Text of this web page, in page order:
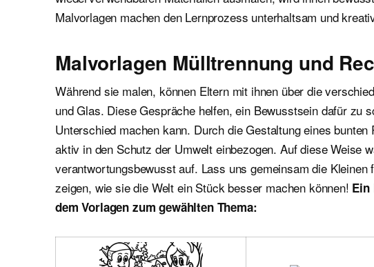
Malvorlagen machen den Lernprozess unterhaltsam und
Malvorlagen Mülltrennung und
Während sie malen, können Eltern mit ihnen über die
und Glas. Diese Gespräche helfen, ein Bewusstsein dafür zu
Unterschied machen kann. Durch die Gestaltung eines
aktiv in den Schutz der Umwelt einbezogen. Auf diese Weise
verantwortungsbewusst auf. Lass uns gemeinsam die
zeigen, wie sie die Welt ein Stück besser machen können! Ein
dem Vorlagen zum gewählten Thema: